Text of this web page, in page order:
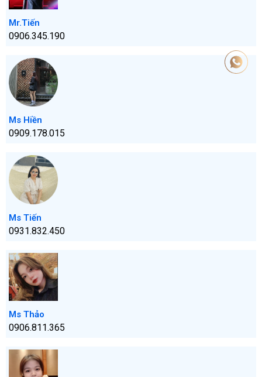
Mr.Tiến
0906.345.190
Ms Hiền
0909.178.015
Ms Tiến
0931.832.450
Ms Thảo
0906.811.365